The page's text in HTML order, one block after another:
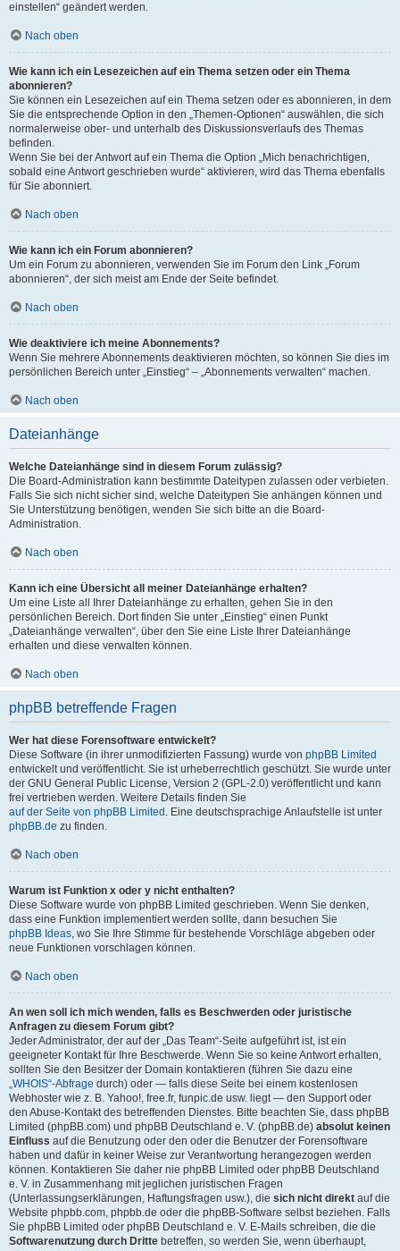
einstellen“ geändert werden.
Nach oben
Wie kann ich ein Lesezeichen auf ein Thema setzen oder ein Thema
abonnieren?
Sie können ein Lesezeichen auf ein Thema setzen oder es abonnieren, in dem
Sie die entsprechende Option in den „Themen-Optionen“ auswählen, die sich
normalerweise ober- und unterhalb des Diskussionsverlaufs des Themas
befinden.
Wenn Sie bei der Antwort auf ein Thema die Option „Mich benachrichtigen,
sobald eine Antwort geschrieben wurde“ aktivieren, wird das Thema ebenfalls
für Sie abonniert.
Nach oben
Wie kann ich ein Forum abonnieren?
Um ein Forum zu abonnieren, verwenden Sie im Forum den Link „Forum
abonnieren“, der sich meist am Ende der Seite befindet.
Nach oben
Wie deaktiviere ich meine Abonnements?
Wenn Sie mehrere Abonnements deaktivieren möchten, so können Sie dies im
persönlichen Bereich unter „Einstieg“ – „Abonnements verwalten“ machen.
Nach oben
Dateianhänge
Welche Dateianhänge sind in diesem Forum zulässig?
Die Board-Administration kann bestimmte Dateitypen zulassen oder verbieten.
Falls Sie sich nicht sicher sind, welche Dateitypen Sie anhängen können und
Sie Unterstützung benötigen, wenden Sie sich bitte an die Board-
Administration.
Nach oben
Kann ich eine Übersicht all meiner Dateianhänge erhalten?
Um eine Liste all Ihrer Dateianhänge zu erhalten, gehen Sie in den
persönlichen Bereich. Dort finden Sie unter „Einstieg“ einen Punkt
„Dateianhänge verwalten“, über den Sie eine Liste Ihrer Dateianhänge
erhalten und diese verwalten können.
Nach oben
phpBB betreffende Fragen
Wer hat diese Forensoftware entwickelt?
Diese Software (in ihrer unmodifizierten Fassung) wurde von phpBB Limited
entwickelt und veröffentlicht. Sie ist urheberrechtlich geschützt. Sie wurde unter
der GNU General Public License, Version 2 (GPL-2.0) veröffentlicht und kann
frei vertrieben werden. Weitere Details finden Sie
auf der Seite von phpBB Limited . Eine deutschsprachige Anlaufstelle ist unter
phpBB.de zu finden.
Nach oben
Warum ist Funktion x oder y nicht enthalten?
Diese Software wurde von phpBB Limited geschrieben. Wenn Sie denken,
dass eine Funktion implementiert werden sollte, dann besuchen Sie
phpBB Ideas, wo Sie Ihre Stimme für bestehende Vorschläge abgeben oder
neue Funktionen vorschlagen können.
Nach oben
An wen soll ich mich wenden, falls es Beschwerden oder juristische
Anfragen zu diesem Forum gibt?
Jeder Administrator, der auf der „Das Team“-Seite aufgeführt ist, ist ein
geeigneter Kontakt für Ihre Beschwerde. Wenn Sie so keine Antwort erhalten,
sollten Sie den Besitzer der Domain kontaktieren (führen Sie dazu eine
„WHOIS“-Abfrage durch) oder — falls diese Seite bei einem kostenlosen
Webhoster wie z. B. Yahoo!, free.fr, funpic.de usw. liegt — den Support oder
den Abuse-Kontakt des betreffenden Dienstes. Bitte beachten Sie, dass phpBB
Limited (phpBB.com) und phpBB Deutschland e. V. (phpBB.de) absolut keinen
Einfluss auf die Benutzung oder den oder die Benutzer der Forensoftware
haben und dafür in keiner Weise zur Verantwortung herangezogen werden
können. Kontaktieren Sie daher nie phpBB Limited oder phpBB Deutschland
e. V. in Zusammenhang mit jeglichen juristischen Fragen
(Unterlassungserklärungen, Haftungsfragen usw.), die sich nicht direkt auf die
Website phpbb.com, phpbb.de oder die phpBB-Software selbst beziehen. Falls
Sie phpBB Limited oder phpBB Deutschland e. V. E-Mails schreiben, die die
Softwarenutzung durch Dritte betreffen, so werden Sie, wenn überhaupt,